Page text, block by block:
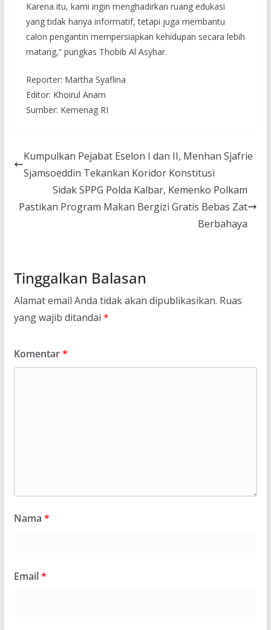
Karena itu, kami ingin menghadirkan ruang edukasi
yang tidak hanya informatif, tetapi juga membantu
calon pengantin mempersiapkan kehidupan secara lebih
matang,” pungkas Thobib Al Asyhar.
Reporter: Martha Syaflina
Editor: Khoirul Anam
Sumber: Kemenag RI
Kumpulkan Pejabat Eselon I dan II, Menhan Sjafrie
Sjamsoeddin Tekankan Koridor Konstitusi
Sidak SPPG Polda Kalbar, Kemenko Polkam
Pastikan Program Makan Bergizi Gratis Bebas Zat
Berbahaya
Tinggalkan Balasan
Alamat email Anda tidak akan dipublikasikan. Ruas
yang wajib ditandai *
Komentar*
Nama *
Email*